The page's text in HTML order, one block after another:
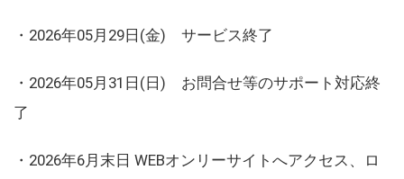
・2026年05月29日(金) サービス終了
・2026年05月31日(日) お問合せ等のサポート対応終
了
・2026年6月末日 WEBオンリーサイトへアクセス、ロ